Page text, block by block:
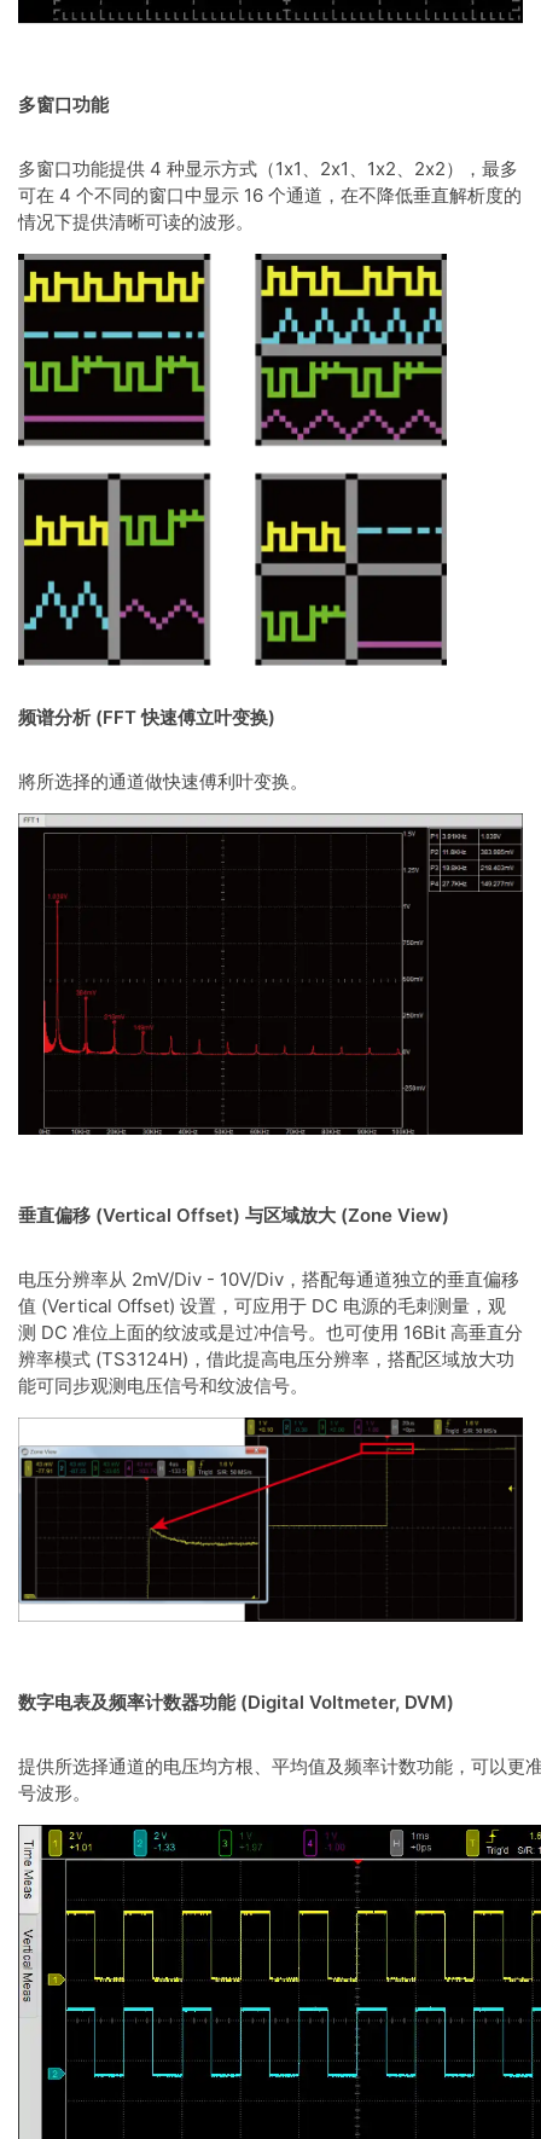
多窗口功能
多窗口功能提供 4 种显示方式（1x1、2x1、1x2、2x2），最多
可在 4 个不同的窗口中显示 16 个通道，在不降低垂直解析度的
情况下提供清晰可读的波形。
频谱分析 (FFT 快速傅立叶变换)
將所选择的通道做快速傅利叶变换。
垂直偏移 (Vertical Offset) 与区域放大 (Zone View)
电压分辨率从 2mV/Div - 10V/Div，搭配每通道独立的垂直偏移
值 (Vertical Offset) 设置，可应用于 DC 电源的毛刺测量，观
测 DC 准位上面的纹波或是过冲信号。也可使用 16Bit 高垂直分
辨率模式 (TS3124H)，借此提高电压分辨率，搭配区域放大功
能可同步观测电压信号和纹波信号。
数字电表及频率计数器功能 (Digital Voltmeter, DVM)
提供所选择通道的电压均方根、平均值及频率计数功能，可以更
号波形。